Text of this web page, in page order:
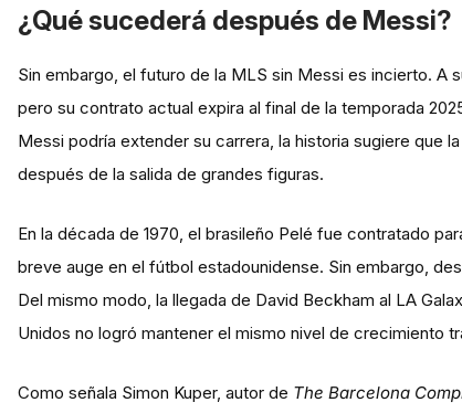
¿Qué sucederá después de Messi?
Sin embargo, el futuro de la MLS sin Messi es incierto. A
pero su contrato actual expira al final de la temporada
Messi podría extender su carrera, la historia sugiere que
después de la salida de grandes figuras.
En la década de 1970, el brasileño Pelé fue contratado
breve auge en el fútbol estadounidense. Sin embargo,
Del mismo modo, la llegada de David Beckham al LA
Unidos no logró mantener el mismo nivel de crecimiento
Como señala Simon Kuper, autor de The Barcelona